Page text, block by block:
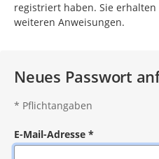
registriert haben. Sie
weiteren Anweisungen.
Neues Passwort
* Pflichtangaben
E-Mail-Adresse *